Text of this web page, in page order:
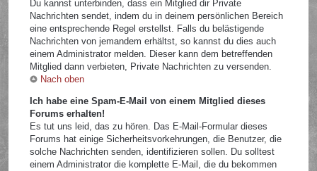
Du kannst unterbinden, dass ein Mitglied dir Private
Nachrichten sendet, indem du in deinem persönlichen Bereich
eine entsprechende Regel erstellst. Falls du belästigende
Nachrichten von jemandem erhältst, so kannst du dies auch
einem Administrator melden. Dieser kann dem betreffenden
Mitglied dann verbieten, Private Nachrichten zu versenden.
Nach oben
Ich habe eine Spam-E-Mail von einem Mitglied dieses
Forums erhalten!
Es tut uns leid, das zu hören. Das E-Mail-Formular dieses
Forums hat einige Sicherheitsvorkehrungen, die Benutzer, die
solche Nachrichten senden, identifizieren sollen. Du solltest
einem Administrator die komplette E-Mail, die du bekommen